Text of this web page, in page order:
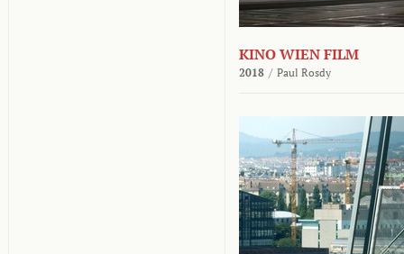
KINO WIEN FILM
2018 / Paul Rosdy